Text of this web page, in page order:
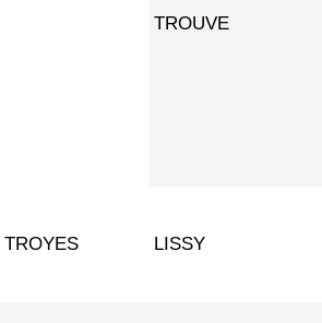
TROUVE
TROYES LISSY